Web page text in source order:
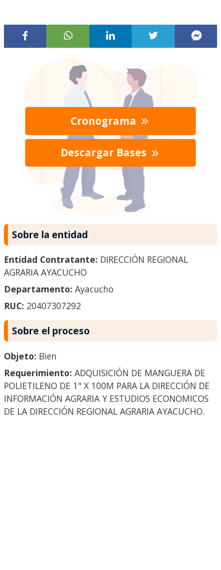
Cronograma
Descargar Bases
Sobre la entidad
Entidad Contratante: DIRECCIÓN REGIONAL
AGRARIA AYACUCHO
Departamento: Ayacucho
RUC: 20407307292
Sobre el proceso
Objeto: Bien
Requerimiento: ADQUISICIÓN DE MANGUERA DE
POLIETILENO DE 1" X 100M PARA LA DIRECCIÓN DE
INFORMACIÓN AGRARIA Y ESTUDIOS ECONOMICOS
DE LA DIRECCIÓN REGIONAL AGRARIA AYACUCHO.